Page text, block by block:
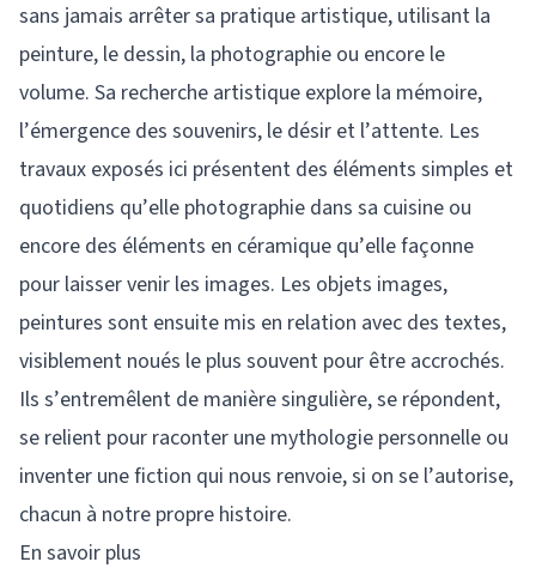
sans jamais arrêter sa pratique artistique, utilisant la
peinture, le dessin, la photographie ou encore le
volume. Sa recherche artistique explore la mémoire,
l’émergence des souvenirs, le désir et l’attente. Les
travaux exposés ici présentent des éléments simples et
quotidiens qu’elle photographie dans sa cuisine ou
encore des éléments en céramique qu’elle façonne
pour laisser venir les images. Les objets images,
peintures sont ensuite mis en relation avec des textes,
visiblement noués le plus souvent pour être accrochés.
Ils s’entremêlent de manière singulière, se répondent,
se relient pour raconter une mythologie personnelle ou
inventer une fiction qui nous renvoie, si on se l’autorise,
chacun à notre propre histoire.
En savoir plus